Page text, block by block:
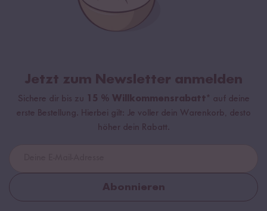
Jetzt zum Newsletter anmelden
Sichere dir bis zu 15 % Willkommensrabatt* auf deine
erste Bestellung. Hierbei gilt: Je voller dein Warenkorb, desto
höher dein Rabatt.
Abonnieren